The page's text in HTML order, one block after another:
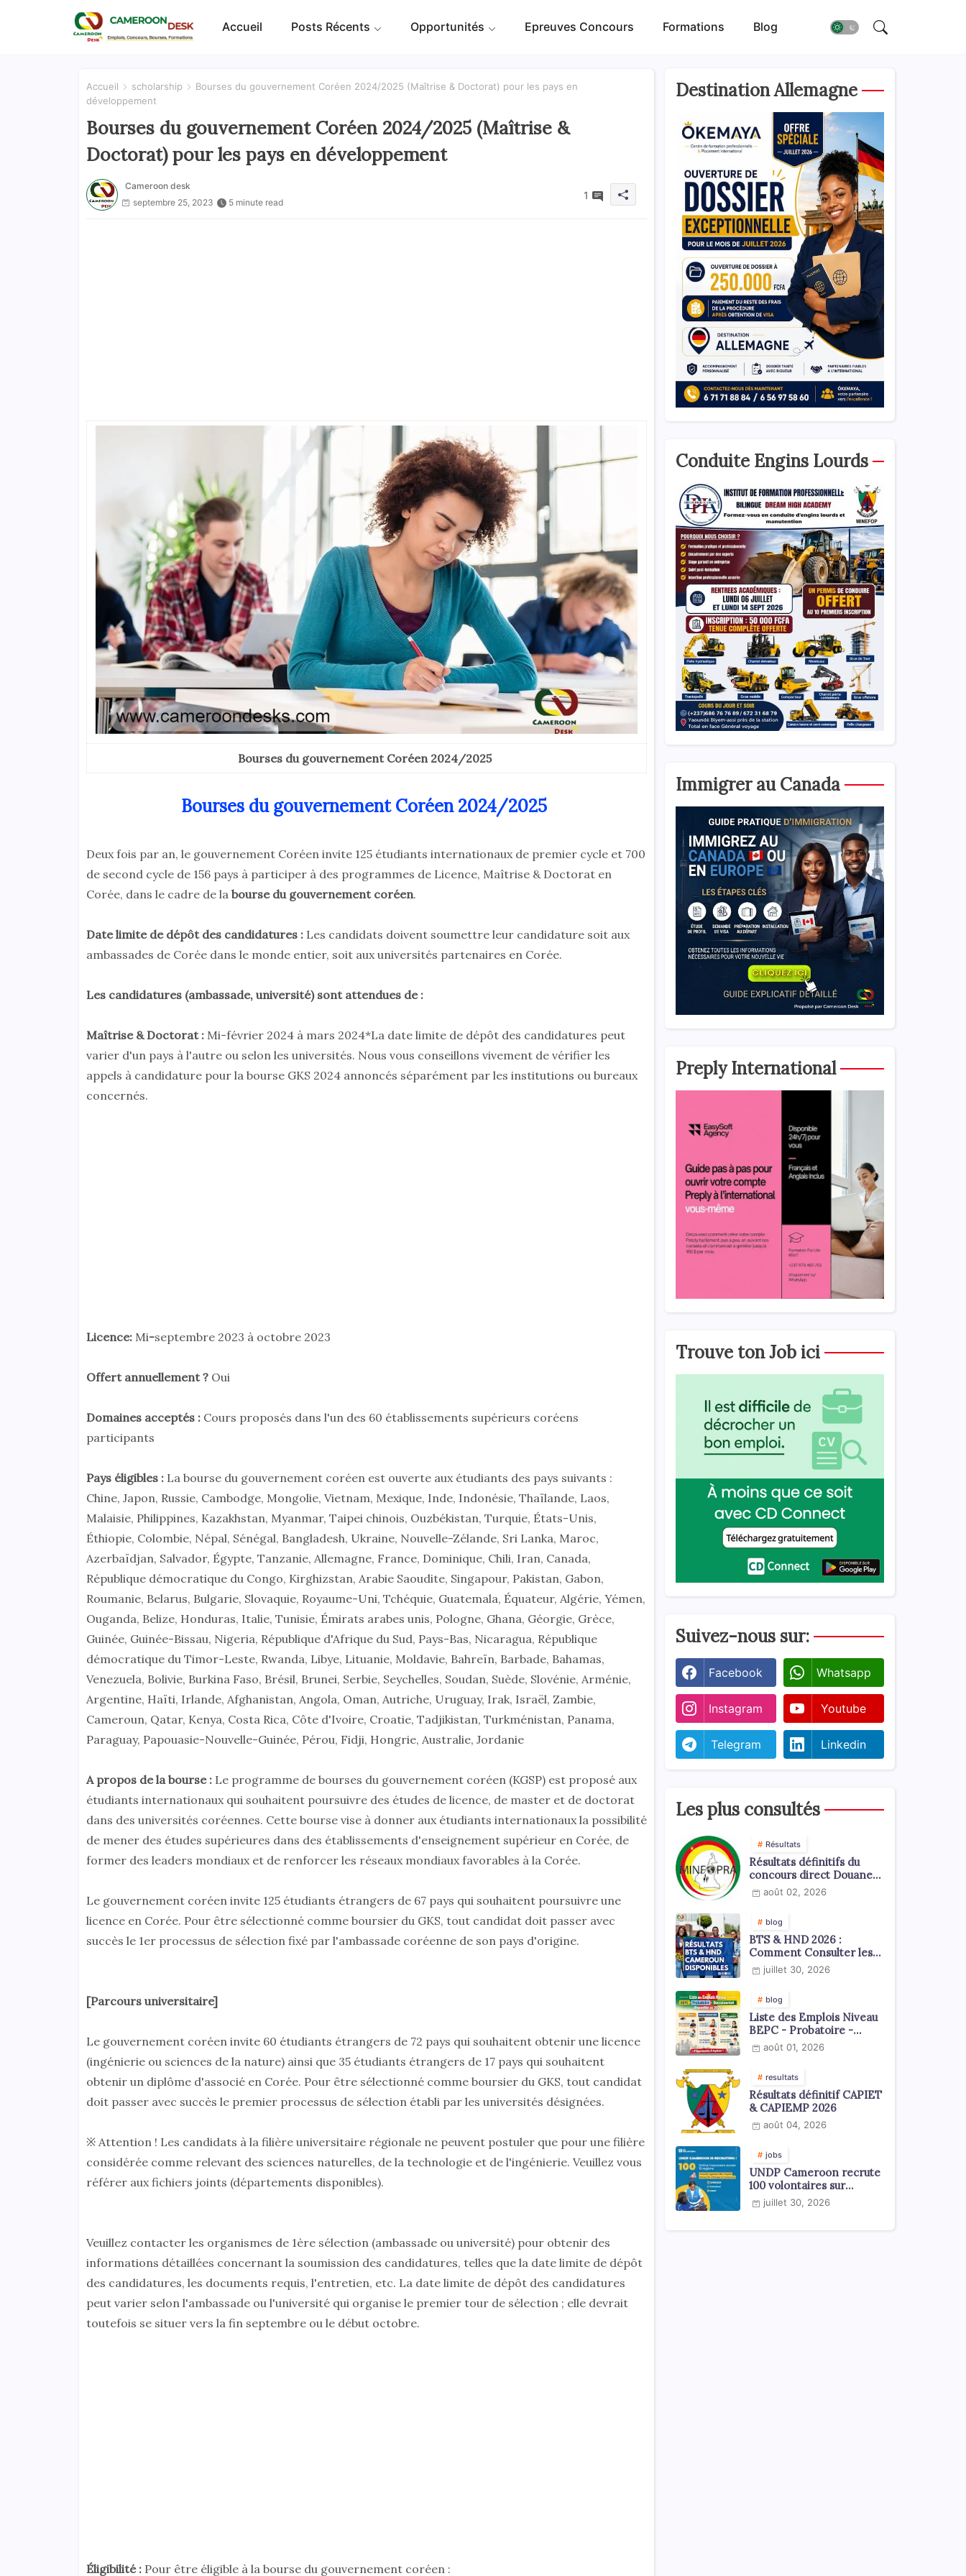
Accueil Posts Récents Opportunités Epreuves Concours Formations Blog
Accueil scholarship
Bourses du gouvernement Coréen 2024/2025 (Maîtrise & Doctorat) pour les pays en
développement
Bourses du gouvernement Coréen 2024/2025 (Maîtrise &
Doctorat) pour les pays en développement
Cameroon desk
septembre 25, 2023
5 minute read
1
Bourses du gouvernement Coréen 2024/2025
Bourses du gouvernement Coréen 2024/2025
Deux fois par an, le gouvernement Coréen invite 125 étudiants internationaux de premier cycle et 700
de second cycle de 156 pays à participer à des programmes de Licence, Maîtrise & Doctorat en
Corée, dans le cadre de la bourse du gouvernement coréen.
Date limite de dépôt des candidatures :Les candidats doivent soumettre leur candidature soit aux
ambassades de Corée dans le monde entier, soit aux universités partenaires en Corée.
Les candidatures (ambassade, université) sont attendues de :
Maîtrise & Doctorat :Mi-février 2024 à mars 2024*La date limite de dépôt des candidatures peut
varier d'un pays à l'autre ou selon les universités. Nous vous conseillons vivement de vérifier les
appels à candidature pour la bourse GKS 2024 annoncés séparément par les institutions ou bureaux
concernés.
Licence: Mi-septembre 2023 à octobre 2023
Offert annuellement ? Oui
Domaines acceptés : Cours proposés dans l'un des 60 établissements supérieurs coréens
participants
Pays éligibles :La bourse du gouvernement coréen est ouverte aux étudiants des pays suivants :
Chine, Japon, Russie, Cambodge, Mongolie, Vietnam, Mexique, Inde, Indonésie, Thaïlande, Laos,
Malaisie, Philippines, Kazakhstan, Myanmar, Taipei chinois, Ouzbékistan, Turquie, États-Unis,
Éthiopie, Colombie, Népal, Sénégal, Bangladesh, Ukraine, Nouvelle-Zélande, Sri Lanka, Maroc,
Azerbaïdjan, Salvador, Égypte, Tanzanie, Allemagne, France, Dominique, Chili, Iran, Canada,
République démocratique du Congo, Kirghizstan, Arabie Saoudite, Singapour, Pakistan, Gabon,
Roumanie, Belarus, Bulgarie, Slovaquie, Royaume-Uni, Tchéquie, Guatemala, Équateur, Algérie, Yémen,
Ouganda, Belize, Honduras, Italie, Tunisie, Émirats arabes unis, Pologne, Ghana, Géorgie, Grèce,
Guinée, Guinée-Bissau, Nigeria, République d'Afrique du Sud, Pays-Bas, Nicaragua, République
démocratique du Timor-Leste, Rwanda, Libye, Lituanie, Moldavie, Bahreïn, Barbade, Bahamas,
Venezuela, Bolivie, Burkina Faso, Brésil, Brunei, Serbie, Seychelles, Soudan, Suède, Slovénie, Arménie,
Argentine, Haïti, Irlande, Afghanistan, Angola, Oman, Autriche, Uruguay, Irak, Israël, Zambie,
Cameroun, Qatar, Kenya, Costa Rica, Côte d'Ivoire, Croatie, Tadjikistan, Turkménistan, Panama,
Paraguay, Papouasie-Nouvelle-Guinée, Pérou, Fidji, Hongrie, Australie, Jordanie
A propos de la bourse :Le programme de bourses du gouvernement coréen (KGSP) est proposé aux
étudiants internationaux qui souhaitent poursuivre des études de licence, de master et de doctorat
dans des universités coréennes. Cette bourse vise à donner aux étudiants internationaux la possibilité
de mener des études supérieures dans des établissements d'enseignement supérieur en Corée, de
former des leaders mondiaux et de renforcer les réseaux mondiaux favorables à la Corée.
Le gouvernement coréen invite 125 étudiants étrangers de 67 pays qui souhaitent poursuivre une
licence en Corée. Pour être sélectionné comme boursier du GKS, tout candidat doit passer avec
succès le 1er processus de sélection fixé par l'ambassade coréenne de son pays d'origine.
[Parcours universitaire]
Le gouvernement coréen invite 60 étudiants étrangers de 72 pays qui souhaitent obtenir une licence
(ingénierie ou sciences de la nature) ainsi que 35 étudiants étrangers de 17 pays qui souhaitent
obtenir un diplôme d'associé en Corée. Pour être sélectionné comme boursier du GKS, tout candidat
doit passer avec succès le premier processus de sélection établi par les universités désignées.
※ Attention ! Les candidats à la filière universitaire régionale ne peuvent postuler que pour une filière
considérée comme relevant des sciences naturelles, de la technologie et de l'ingénierie. Veuillez vous
référer aux fichiers joints (départements disponibles).
Veuillez contacter les organismes de 1ère sélection (ambassade ou université) pour obtenir des
informations détaillées concernant la soumission des candidatures, telles que la date limite de dépôt
des candidatures, les documents requis, l'entretien, etc. La date limite de dépôt des candidatures
peut varier selon l'ambassade ou l'université qui organise le premier tour de sélection ; elle devrait
toutefois se situer vers la fin septembre ou le début octobre.
Éligibilité : Pour être éligible à la bourse du gouvernement coréen :
Destination Allemagne
Conduite Engins Lourds
Immigrer au Canada
Preply International
Trouve ton Job ici
Suivez-nous sur:
Facebook Whatsapp
Instagram Youtube
Telegram Linkedin
Les plus consultés
Résultats
Résultats définitifs du
concours direct Douanes
2026août 02, 2026
blog
BTS & HND 2026 :
Comment Consulter les
Résultats ?
juillet 30, 2026
blog
Liste des Emplois Niveau
BEPC - Probatoire -
Baccalauréat dispoblible
en 2026
août 01, 2026
resultats
Résultats définitif CAPIET
& CAPIEMP 2026
août 04, 2026
jobs
UNDP Cameroon recrute
100 volontaires sur
l'échelle du territoire
national
juillet 30, 2026